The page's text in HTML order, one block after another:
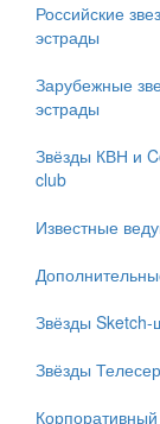
Российские
эстрады
Зарубежные
эстрады
Звёзды КВН и
club
Известные
Звёзды Sketch-
Звёзды
Корпоративный